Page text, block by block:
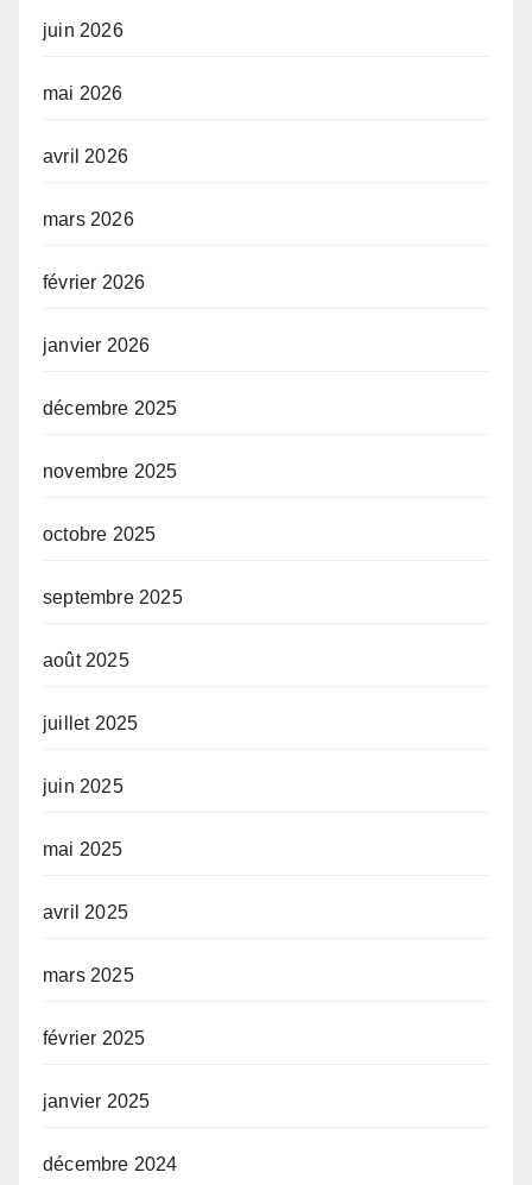
juin 2026
mai 2026
avril 2026
mars 2026
février 2026
janvier 2026
décembre 2025
novembre 2025
octobre 2025
septembre 2025
août 2025
juillet 2025
juin 2025
mai 2025
avril 2025
mars 2025
février 2025
janvier 2025
décembre 2024